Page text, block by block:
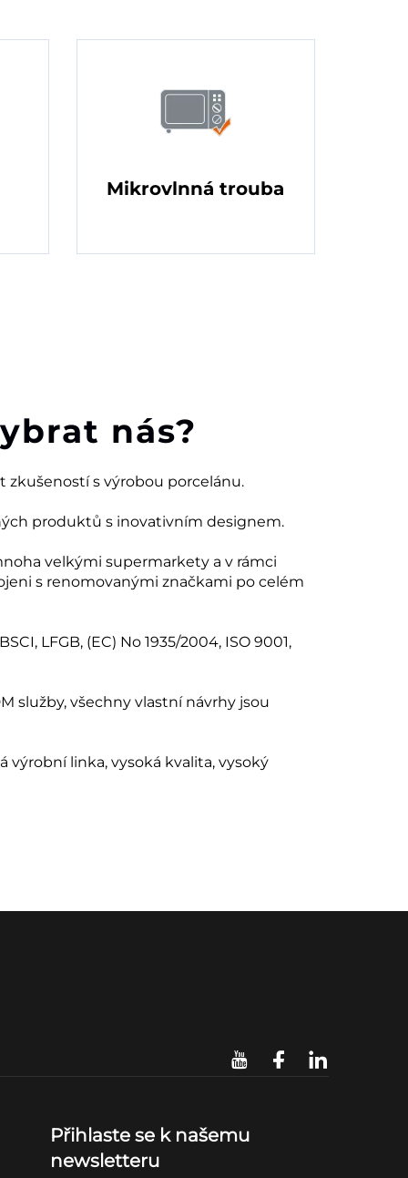
Mikrovlnná trouba
nás?
zkušeností s výrobou porcelánu.
produktů s inovativním designem.
velkými supermarkety a v rámci
s renomovanými značkami po celém
LFGB, (EC) No 1935/2004, ISO 9001,
služby, všechny vlastní návrhy jsou
výrobní linka, vysoká kvalita, vysoký
Přihlaste se k našemu
newsletteru